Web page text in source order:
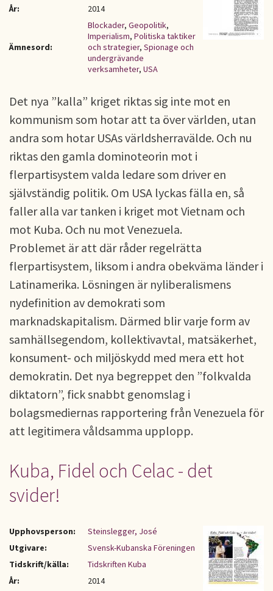
År:
2014
Ämnesord:
Blockader, Geopolitik,
Imperialism, Politiska taktiker
och strategier, Spionage och
undergrävande
verksamheter, USA
Det nya ”kalla” kriget riktas sig inte mot en
kommunism som hotar att ta över världen, utan
andra som hotar USAs världsherravälde. Och nu
riktas den gamla dominoteorin mot i
flerpartisystem valda ledare som driver en
självständig politik. Om USA lyckas fälla en, så
faller alla var tanken i kriget mot Vietnam och
mot Kuba. Och nu mot Venezuela.
Problemet är att där råder regelrätta
flerpartisystem, liksom i andra obekväma länder i
Latinamerika. Lösningen är nyliberalismens
nydefinition av demokrati som
marknadskapitalism. Därmed blir varje form av
samhällsegendom, kollektivavtal, matsäkerhet,
konsument- och miljöskydd med mera ett hot
demokratin. Det nya begreppet den ”folkvalda
diktatorn”, fick snabbt genomslag i
bolagsmediernas rapportering från Venezuela för
att legitimera våldsamma upplopp.
Kuba, Fidel och Celac - det
svider!
Upphovsperson:
Steinslegger, José
Utgivare:
Svensk-Kubanska Föreningen
Tidskrift/källa:
Tidskriften Kuba
År:
2014